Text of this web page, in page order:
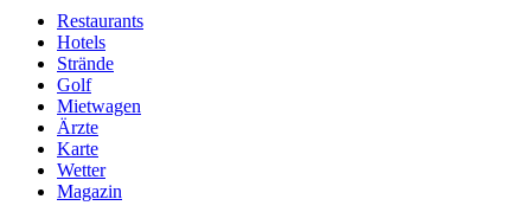
Restaurants
Hotels
Strände
Golf
Mietwagen
Ärzte
Karte
Wetter
Magazin